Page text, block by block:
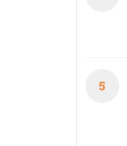
5